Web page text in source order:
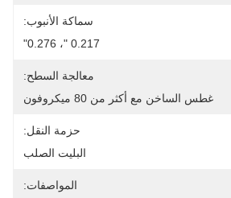
سماكة الأنبوب:
0.217 "، 0.276"
معالجة السطح:
غطس الساخن مع أكثر من 80 ميكروفون
حزمة النقل:
البليت الصلب
المواصفات: